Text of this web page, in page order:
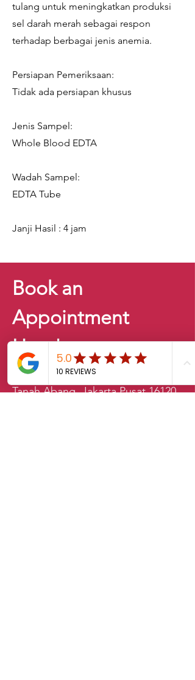
tulang untuk meningkatkan produksi
sel darah merah sebagai respon
terhadap berbagai jenis anemia.
Persiapan Pemeriksaan:
Tidak ada persiapan khusus
Jenis Sampel:
Whole Blood EDTA
Wadah Sampel:
EDTA Tube
Janji Hasil : 4 jam
Book an
Appointment
Here!
Jl. Penjernihan 1 No.48, Bend. Hilir,
Tanah Abang, Jakarta Pusat 16120